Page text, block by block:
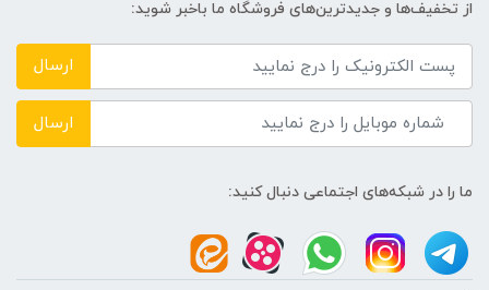
از تخفیف‌ها و جدیدترین‌های فروشگاه ما باخبر شوید:
ارسال
ارسال
ما را در شبکه‌های اجتماعی دنبال کنید: